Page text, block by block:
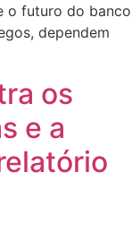
o futuro do banco
dependem
os
e a